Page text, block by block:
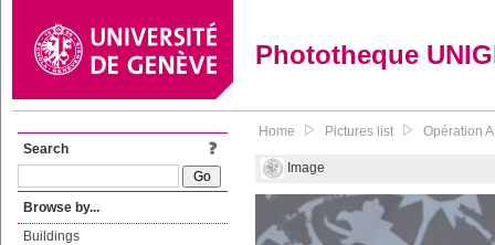
Phototheque
Search
Browse by...
Buildings
Home Pictures list Opération
Image